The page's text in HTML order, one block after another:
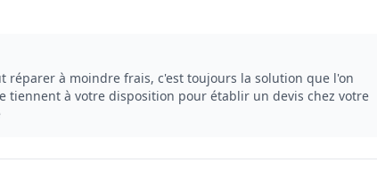
réparer à moindre frais, c'est toujours la solution que l'on
tiennent à votre disposition pour établir un devis chez votre